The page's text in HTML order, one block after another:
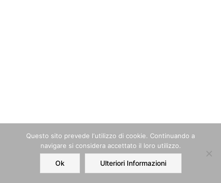
Home Order Account
Questo sito prevede l‘utilizzo di cookie. Continuando a
navigare si considera accettato il loro utilizzo.
Ok Ulteriori Informazioni